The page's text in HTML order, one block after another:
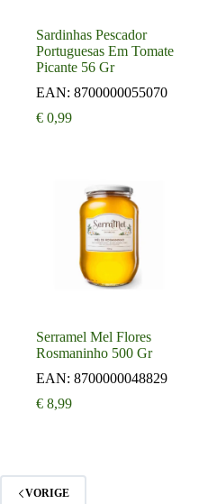
Sardinhas Pescador
Portuguesas Em Tomate
Picante 56 Gr
EAN: 8700000055070
€ 0,99
Serramel Mel Flores
Rosmaninho 500 Gr
EAN: 8700000048829
€ 8,99
VORIGE